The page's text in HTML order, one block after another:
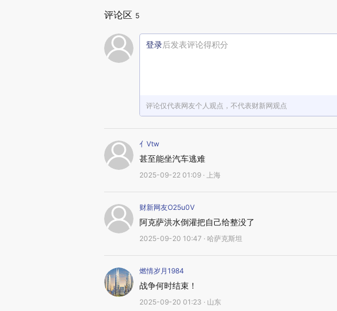
评论区 5
登录后发表评论得积分
评论仅代表网友个人观点，不代表财新网观点
亻Vtw
甚至能坐汽车逃难
2025-09-22 01:09 · 上海
财新网友O25u0V
阿克萨洪水倒灌把自己给整没了
2025-09-20 10:47 · 哈萨克斯坦
燃情岁月1984
战争何时结束！
2025-09-20 01:23 · 山东